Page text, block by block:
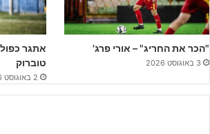
לחצו על הבאנר להצטרפות בחינם – הנחות
לחברי מועדון
עמית אמר לאתר ג'וניורליג לאחר החתימה: "אני
בהפועל רמת גן אחרי הרבה שנים במכבי תל
הליגה במטרה להמשיך את העונות האחרונות
"הכר את החריג" – אורי פרג'
3 באוגוסט 2026
אתגר
טוברוק
2 באוגוסט 2026